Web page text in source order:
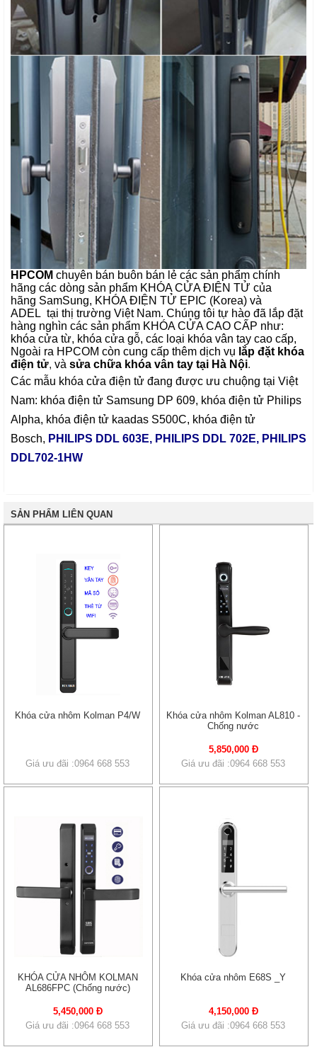
HPCOM chuyên bán buôn bán lẻ các sản phẩm chính
hãng các dòng sản phẩm KHÓA CỬA ĐIỆN TỬ của
hãng SamSung, KHÓA ĐIỆN TỬ EPIC (Korea) và
ADEL tại thị trường Việt Nam. Chúng tôi tự hào đã lắp đặt
hàng nghìn các sản phẩm KHÓA CỬA CAO CẤP như:
khóa cửa từ, khóa cửa gỗ, các loại khóa vân tay cao cấp,
Ngoài ra HPCOM còn cung cấp thêm dịch vụ lắp đặt khóa
điện tử, và sửa chữa khóa vân tay tại Hà Nội.
Các mẫu khóa cửa điện tử đang được ưu chuộng tại Việt
Nam: khóa điện tử Samsung DP 609, khóa điện tử Philips
Alpha, khóa điện tử kaadas S500C, khóa điện tử
Bosch, PHILIPS DDL 603E, PHILIPS DDL 702E, PHILIPS
DDL702-1HW
SẢN PHẨM LIÊN QUAN
Khóa cửa nhôm Kolman P4/W
Giá ưu đãi :0964 668 553
Khóa cửa nhôm Kolman AL810 -
Chống nước
5,850,000 Đ
Giá ưu đãi :0964 668 553
KHÓA CỬA NHÔM KOLMAN
AL686FPC (Chống nước)
5,450,000 Đ
Giá ưu đãi :0964 668 553
Khóa cửa nhôm E68S _Y
4,150,000 Đ
Giá ưu đãi :0964 668 553